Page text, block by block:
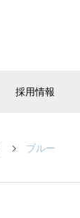
採用情報
ブルー